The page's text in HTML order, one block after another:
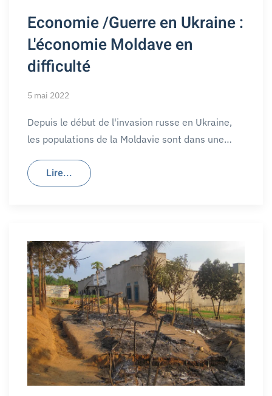
Economie /Guerre en Ukraine :
L'économie Moldave en
difficulté
5 mai 2022
Depuis le début de l'invasion russe en Ukraine,
les populations de la Moldavie sont dans une…
Lire...